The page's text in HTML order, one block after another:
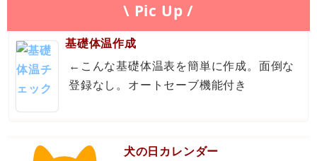
\ Pic Up /
基礎体温作成
←こんな基礎体温表を簡単に作成。面倒な
登録なし。オートセーブ機能付き
犬の日カレンダー